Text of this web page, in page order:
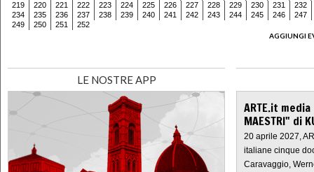
219
220 221 222 223 224 225 226 227 228 229 230 231
232
234
235 236 237 238 239 240 241 242 243 244 245 246
247
249
250 251
252
AGGIUNGI
LE NOSTRE APP
ARTE.it
MAESTRI" di
20 aprile 2027,
italiane cinque
Caravaggio,